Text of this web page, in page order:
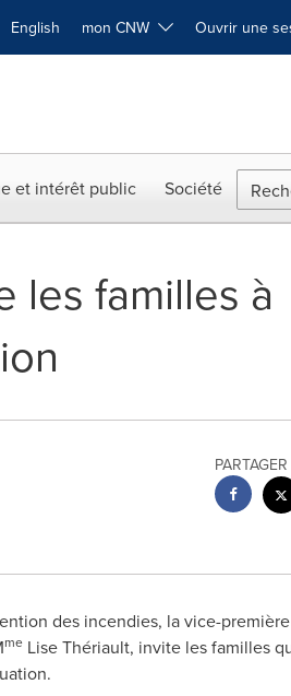
English mon CNW Ouvrir une
et intérêt public Société
les familles à
des incendies, la vice-
meLise Thériault, invite les familles